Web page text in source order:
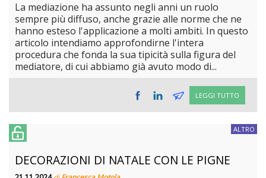
La mediazione ha assunto negli anni un ruolo
sempre più diffuso, anche grazie alle norme che ne
hanno esteso l'applicazione a molti ambiti. In questo
articolo intendiamo approfondirne l'intera
procedura che fonda la sua tipicità sulla figura del
mediatore, di cui abbiamo già avuto modo di...
LEGGI TUTTO
ALTRO
DECORAZIONI DI NATALE CON LE PIGNE